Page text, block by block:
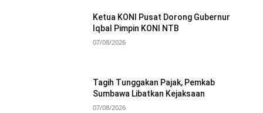
Ketua KONI Pusat Dorong Gubernur
Iqbal Pimpin KONI NTB
07/08/2026
Tagih Tunggakan Pajak, Pemkab
Sumbawa Libatkan Kejaksaan
07/08/2026